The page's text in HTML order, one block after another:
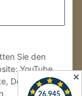
Sie den
YouTube,
Doofinder.
✕